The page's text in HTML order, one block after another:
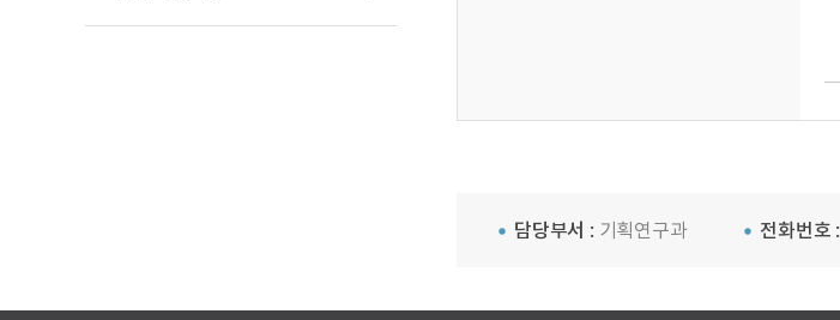
담당부서 : 기획연구과 전화번호 :